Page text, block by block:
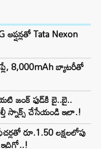
Tata Nexon
8,000mAh బ్యాటరీతో
జంక్ ఫుడ్‌కి బై..బై..
స్నాక్స్ చేసేయండి ఇలా.!
రూ.1.50 లక్షలలోపు